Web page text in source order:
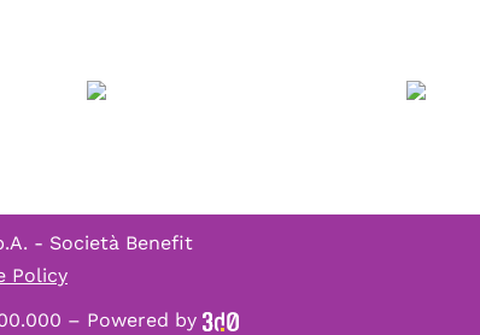
- Società Benefit
Policy
– Powered by